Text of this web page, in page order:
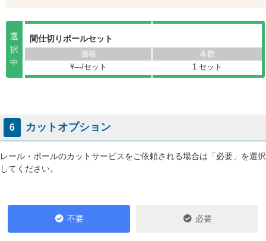
選
択
中
間仕切りポールセット
¥---/セット 1 セット
6 カットオプション
レール・ポールのカットサービスをご依頼される場合は「必要」を選択
してください。
不要 必要